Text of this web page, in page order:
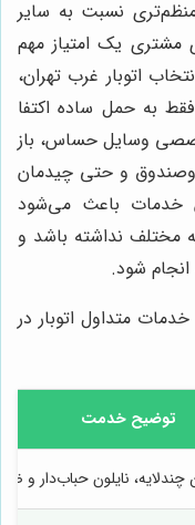
منظم‌تری نسبت به سایر
مشتری یک امتیاز مهم
اتوبار غرب تهران،
به حمل ساده اکتفا
وسایل حساس، باز
و حتی چیدمان
خدمات باعث می‌شود
مختلف نداشته باشد و
شود.
متداول اتوبار در
توضیح خدمت
چندلایه، نایلون حباب‌دار و